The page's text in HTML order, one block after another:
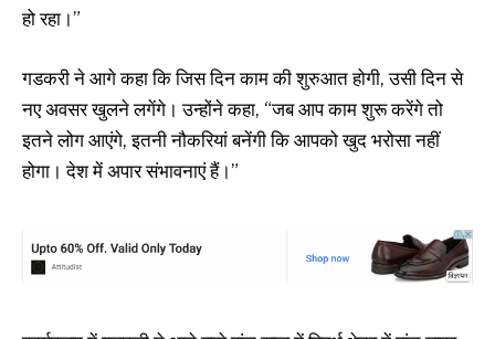
हो रहा।”
गडकरी ने आगे कहा कि जिस दिन काम की शुरुआत होगी, उसी दिन से
नए अवसर खुलने लगेंगे। उन्होंने कहा, “जब आप काम शुरू करेंगे तो
इतने लोग आएंगे, इतनी नौकरियां बनेंगी कि आपको खुद भरोसा नहीं
होगा। देश में अपार संभावनाएं हैं।”